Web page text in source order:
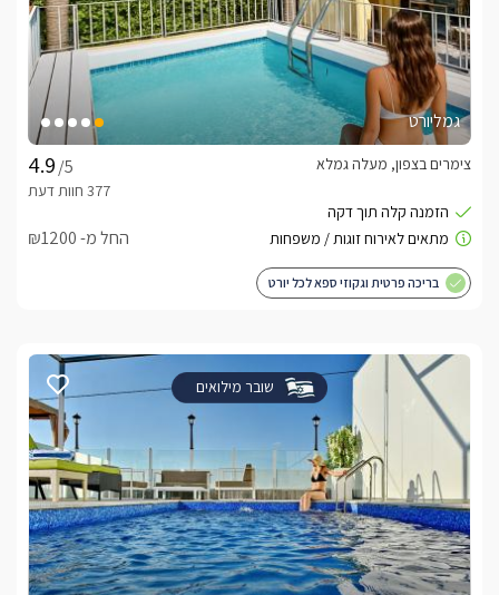
גמליורט
/5
צימרים בצפון, מעלה גמלא
החל מ- ₪1200
בריכה פרטית וגקוזי ספא לכל יורט
שובר מילואים